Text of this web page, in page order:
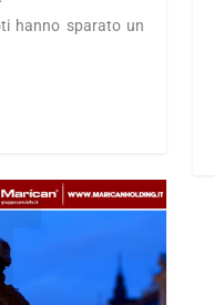
hanno sparato un